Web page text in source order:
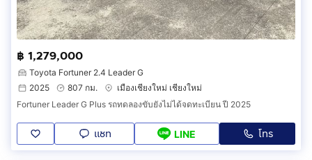
฿ 1,279,000
Toyota Fortuner 2.4 Leader G
2025
807 กม.
เมืองเชียงใหม่ เชียงใหม่
Fortuner Leader G Plus รถทดลองขับยังไม่ได้จดทะเบียน ปี 2025
แชท LINE โทร